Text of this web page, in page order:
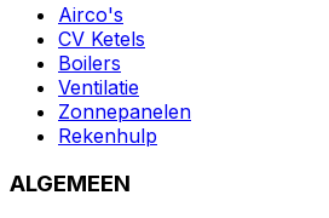
Airco's
CV Ketels
Boilers
Ventilatie
Zonnepanelen
Rekenhulp
ALGEMEEN